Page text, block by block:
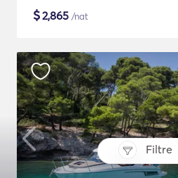
Filtre
$2,865 /nat